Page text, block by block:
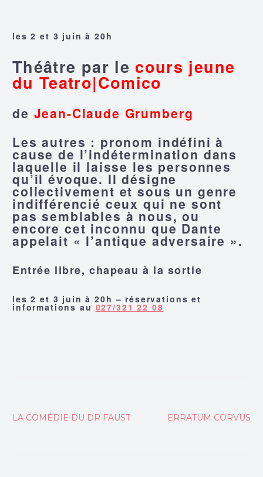
les 2 et 3 juin à 20h
Théâtre par le cours jeune
du Teatro|Comico
de Jean-Claude Grumberg
Les autres : pronom indéfini à
cause de l’indétermination dans
laquelle il laisse les personnes
qu’il évoque. Il désigne
collectivement et sous un genre
indifférencié ceux qui ne sont
pas semblables à nous, ou
encore cet inconnu que Dante
appelait « l’antique adversaire ».
Entrée libre, chapeau à la sortie
les 2 et 3 juin à 20h – réservations et
informations au 027/321 22 08
Navigation
LA COMÉDIE DU DR FAUST ERRATUM CORVUS